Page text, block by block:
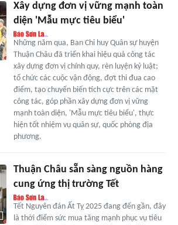
Xây dựng đơn vị vững mạnh toàn
diện 'Mẫu mực tiêu biểu'
Những năm qua, Ban Chỉ huy Quân sự huyện
Thuận Châu đã triển khai hiệu quả công tác
xây dựng đơn vị chính quy, rèn luyện kỷ luật;
tổ chức các cuộc vận động, đợt thi đua cao
điểm, tạo chuyển biến tích cực trên các mặt
công tác, góp phần xây dựng đơn vị vững
mạnh toàn diện, 'Mẫu mực tiêu biểu', thực
hiện tốt nhiệm vụ quân sự, quốc phòng địa
phương.
Thuận Châu sẵn sàng nguồn hàng
cung ứng thị trường Tết
Tết Nguyên đán Ất Tỵ 2025 đang đến gần, đây
là thời điểm sức mua tăng mạnh phục vụ tiêu